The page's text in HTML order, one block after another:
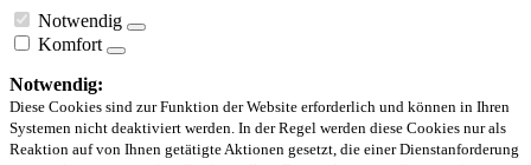
Notwendig
Komfort
Notwendig:
Diese Cookies sind zur Funktion der Website erforderlich und können in Ihren
Systemen nicht deaktiviert werden. In der Regel werden diese Cookies nur als
Reaktion auf von Ihnen getätigte Aktionen gesetzt, die einer Dienstanforderung